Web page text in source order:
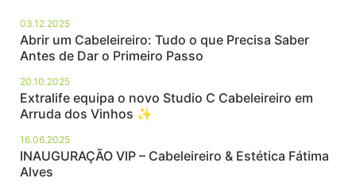
Abrir um Cabeleireiro: Tudo o que Precisa Saber
Antes de Dar o Primeiro Passo
03.12.2025
Extralife equipa o novo Studio C Cabeleireiro em
Arruda dos Vinhos ✨
20.10.2025
INAUGURAÇÃO VIP – Cabeleireiro & Estética Fátima
Alves
16.06.2025